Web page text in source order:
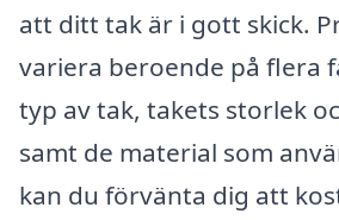
att ditt tak är i gott skick.
variera beroende på flera
typ av tak, takets storlek
samt de material som
kan du förvänta dig att